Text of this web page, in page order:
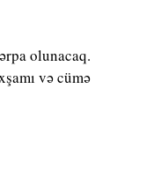
olunacaq.
və cümə